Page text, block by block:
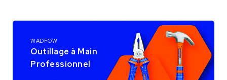
WADFOW
Outillage à Main
Professionnel